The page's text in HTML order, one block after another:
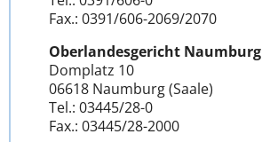
Fax.: 0391/606-2069/2070
Oberlandesgericht Naumburg
Domplatz 10
06618 Naumburg (Saale)
Tel.: 03445/28-0
Fax.: 03445/28-2000